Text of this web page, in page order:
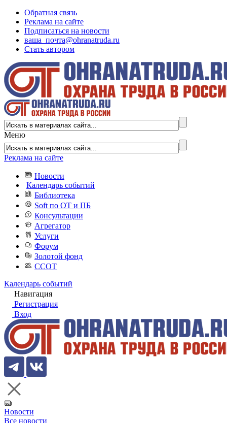
Обратная связь
Реклама на сайте
Подписаться на новости
ваша_почта@ohranatruda.ru
Стать автором
Меню
Реклама на сайте
Новости
Календарь событий
Библиотека
Soft по ОТ и ПБ
Консультации
Агрегатор
Услуги
Форум
Золотой фонд
ССОТ
Календарь событий
Навигация
Регистрация
Вход
Новости
Все новости